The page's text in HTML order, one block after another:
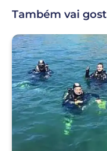
Também vai